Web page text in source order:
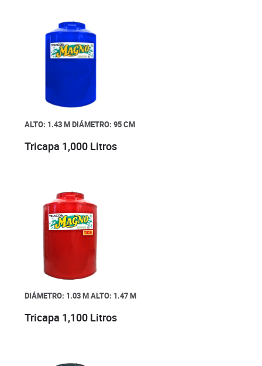
ALTO: 1.43 MDIÁMETRO: 95 CM
Tricapa 1,000 Litros
DIÁMETRO: 1.03 MALTO: 1.47 M
Tricapa 1,100 Litros